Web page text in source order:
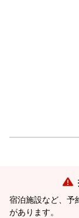
宿泊施設など、予
があります。